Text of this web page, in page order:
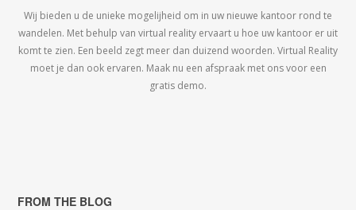
Wij bieden u de unieke mogelijheid om in uw nieuwe kantoor rond te
wandelen. Met behulp van virtual reality ervaart u hoe uw kantoor er uit
komt te zien. Een beeld zegt meer dan duizend woorden. Virtual Reality
moet je dan ook ervaren. Maak nu een afspraak met ons voor een
gratis demo.
FROM THE BLOG